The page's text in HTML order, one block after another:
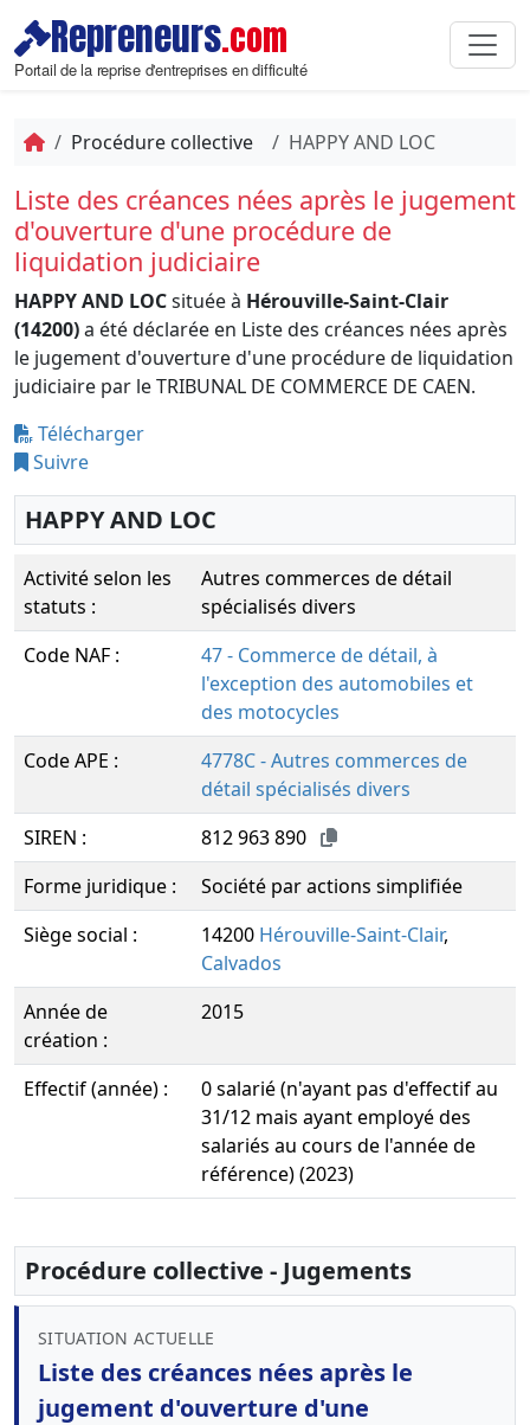
Repreneurs.com
Portail de la reprise d'entreprises en difficulté
Procédure collective HAPPY AND LOC
Liste des créances nées après le jugement
d'ouverture d'une procédure de
liquidation judiciaire
HAPPY AND LOCsituée à Hérouville-Saint-Clair
(14200)a été déclarée en Liste des créances nées après
le jugement d'ouverture d'une procédure de liquidation
judiciaire par le TRIBUNAL DE COMMERCE DE CAEN.
Télécharger
Suivre
HAPPY AND LOC
Activité selon les
statuts :
Autres commerces de détail
spécialisés divers
Code NAF :
47 - Commerce de détail, à
l'exception des automobiles et
des motocycles
Code APE :
4778C - Autres commerces de
détail spécialisés divers
SIREN :
812 963 890
Forme juridique :
Société par actions simplifiée
Siège social :
14200 Hérouville-Saint-Clair,
Calvados
Année de
création :
2015
Effectif (année) :
0 salarié (n'ayant pas d'effectif au
31/12 mais ayant employé des
salariés au cours de l'année de
référence) (2023)
Procédure collective - Jugements
SITUATION ACTUELLE
Liste des créances nées après le
jugement d'ouverture d'une